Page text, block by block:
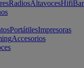
RadiosAltavocesHifi
PortátilesImpresoras
Accesorios